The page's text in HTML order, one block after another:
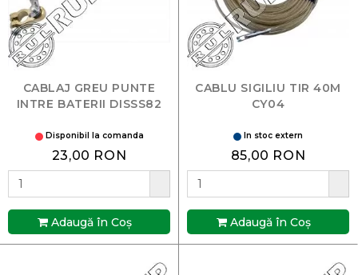
CABLAJ GREU PUNTE
INTRE BATERII DISSS82
Disponibil la comanda
23,00 RON
Adaugă în Coş
CABLU SIGILIU TIR 40M
CY04
In stoc extern
85,00 RON
Adaugă în Coş